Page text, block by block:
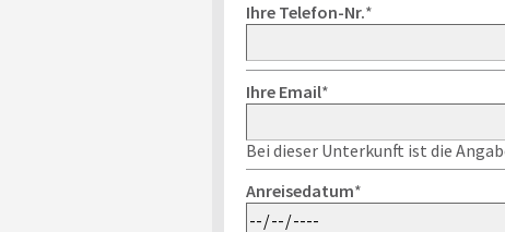
Ihre Telefon-Nr.*
Ihre Email*
Bei dieser Unterkunft ist die
Anreisedatum*